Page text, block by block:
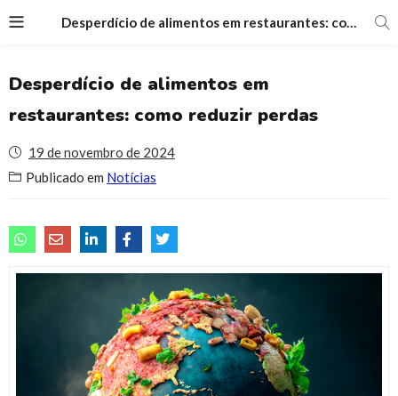
Desperdício de alimentos em restaurantes: como reduzir perdas
Desperdício de alimentos em
restaurantes: como reduzir perdas
19 de novembro de 2024
Publicado em Notícias